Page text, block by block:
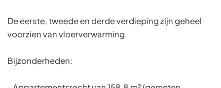
De eerste, tweede en derde verdieping zijn geheel
voorzien van vloerverwarming.
Bijzonderheden: